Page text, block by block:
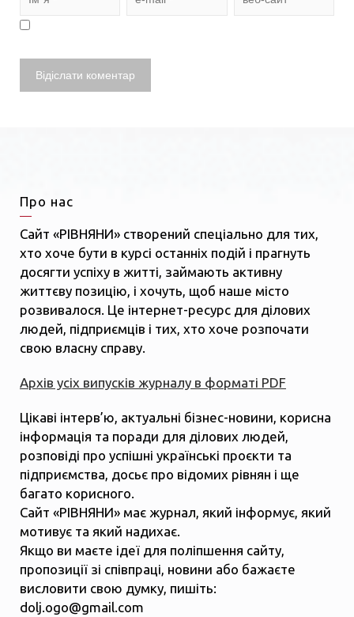
Про нас
Сайт «РІВНЯНИ» створений спеціально для тих,
хто хоче бути в курсі останніх подій і прагнуть
досягти успіху в житті, займають активну
життєву позицію, і хочуть, щоб наше місто
розвивалося. Це інтернет-ресурс для ділових
людей, підприємців і тих, хто хоче розпочати
свою власну справу.
Архів усіх випусків журналу в форматі PDF
Цікаві інтерв’ю, актуальні бізнес-новини, корисна
інформація та поради для ділових людей,
розповіді про успішні українські проєкти та
підприємства, досьє про відомих рівнян і ще
багато корисного.
Сайт «РІВНЯНИ» має журнал, який інформує, який
мотивує та який надихає.
Якщо ви маєте ідеї для поліпшення сайту,
пропозиції зі співпраці, новини або бажаєте
висловити свою думку, пишіть:
dolj.ogo@gmail.com